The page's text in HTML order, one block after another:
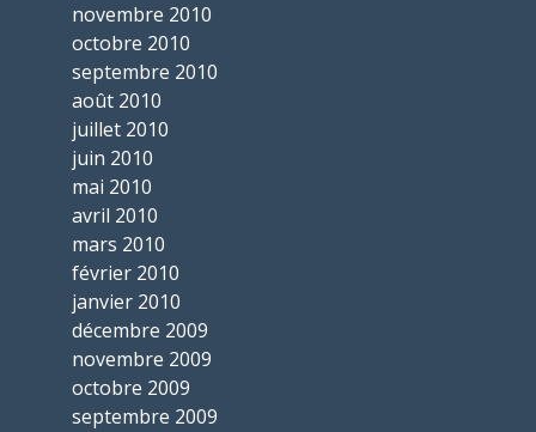
novembre 2010
octobre 2010
septembre 2010
août 2010
juillet 2010
juin 2010
mai 2010
avril 2010
mars 2010
février 2010
janvier 2010
décembre 2009
novembre 2009
octobre 2009
septembre 2009